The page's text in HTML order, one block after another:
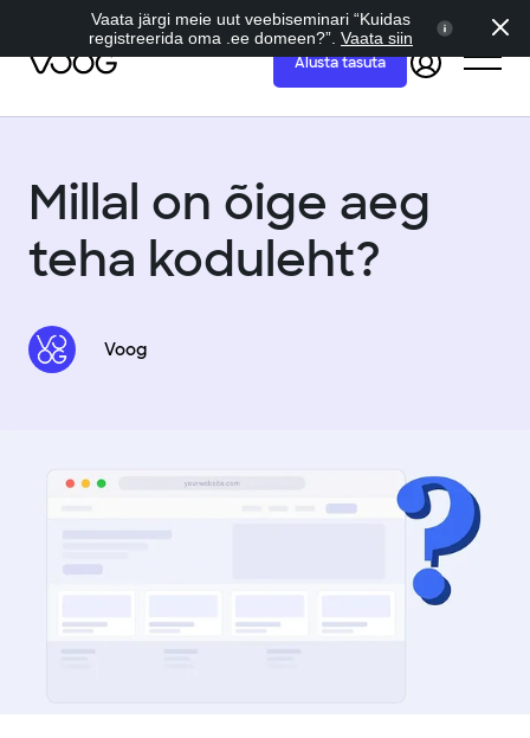
Alusta tasuta
Millal on õige aeg
teha koduleht?
Voog
Vaata järgi meie uut veebiseminari “Kuidas
registreerida oma .ee domeen?”. Vaata siin